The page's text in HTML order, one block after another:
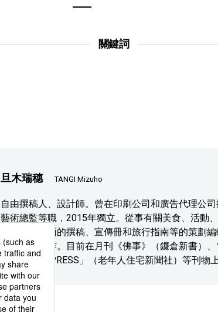
關鍵詞
旦木瑞穗 TANGI Mizuho
自由撰稿人、設計師。曾在印刷公司和廣告代理公
藝術總監等職，2015年獨立。從事有關美食、活動
臨終準備方面的撰稿、宣傳冊和旅行指南等的策劃
畫製作等工作。目前在月刊《佛事》（鐮倉新書）
「ELDERLY PRESS」（老年人住宅新聞社）等刊物